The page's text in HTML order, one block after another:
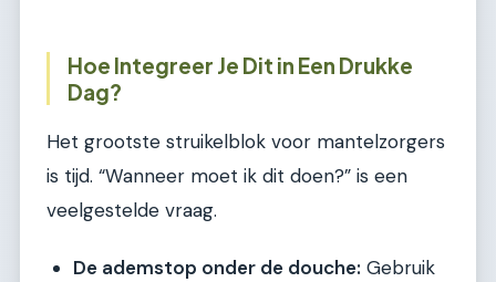
Hoe Integreer Je Dit in Een Drukke
Dag?
Het grootste struikelblok voor mantelzorgers
is tijd. “Wanneer moet ik dit doen?” is een
veelgestelde vraag.
De ademstop onder de douche: Gebruik